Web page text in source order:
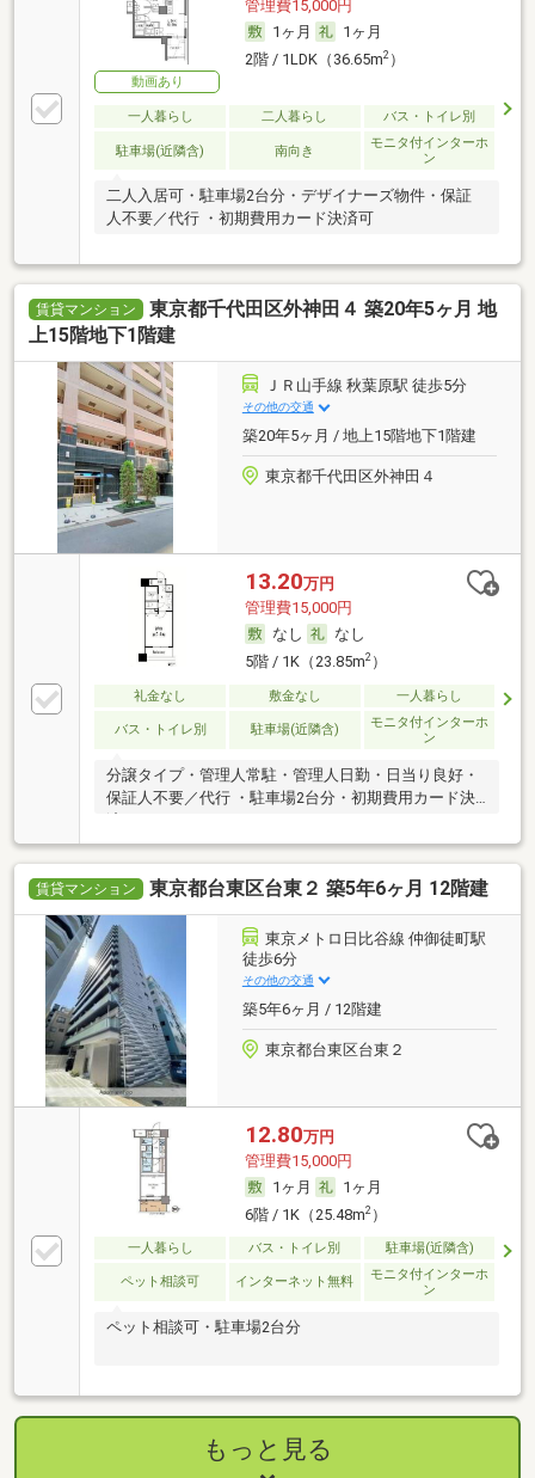
動画あり
管理費15,000円
1ヶ月
1ヶ月
2階 / 1LDK（36.65m2）
一人暮らし 二人暮らし バス・トイレ別
駐車場(近隣含) 南向き
モニタ付インターホ
ン
二人入居可・駐車場2台分・デザイナーズ物件・保証
人不要／代行 ・初期費用カード決済可
賃貸マンション
東京都千代田区外神田４ 築20年5ヶ月 地
上15階地下1階建
ＪＲ山手線 秋葉原駅 徒歩5分
その他の交通
築20年5ヶ月 / 地上15階地下1階建
東京都千代田区外神田４
13.20万円
管理費15,000円
なし
なし
5階 / 1K（23.85m2）
礼金なし 敷金なし 一人暮らし
バス・トイレ別 駐車場(近隣含)
モニタ付インターホ
ン
分譲タイプ・管理人常駐・管理人日勤・日当り良好・
保証人不要／代行 ・駐車場2台分・初期費用カード決
済可
賃貸マンション 東京都台東区台東２ 築5年6ヶ月 12階建
東京メトロ日比谷線 仲御徒町駅
徒歩6分
その他の交通
築5年6ヶ月 / 12階建
東京都台東区台東２
12.80万円
管理費15,000円
1ヶ月
1ヶ月
6階 / 1K（25.48m2）
一人暮らし バス・トイレ別 駐車場(近隣含)
ペット相談可 インターネット無料
モニタ付インターホ
ン
ペット相談可・駐車場2台分
もっと見る